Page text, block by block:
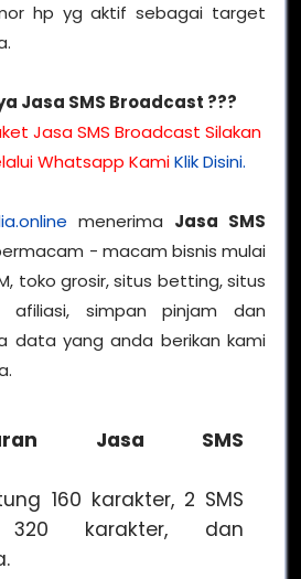
hp yg aktif sebagai target
Jasa SMS Broadcast ???
Jasa SMS Broadcast Silakan
Whatsapp KamiKlik Disini.
menerima Jasa SMS
- macam bisnis mulai
toko grosir, situs betting, situs
afiliasi, simpan pinjam dan
data yang anda berikan kami
Jasa SMS
160 karakter, 2 SMS
320 karakter, dan